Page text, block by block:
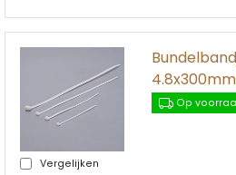
Vergelijken
Op